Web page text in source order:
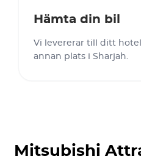
Hämta din bil
Vi levererar till ditt
annan plats i Sharjah.
Mitsubishi